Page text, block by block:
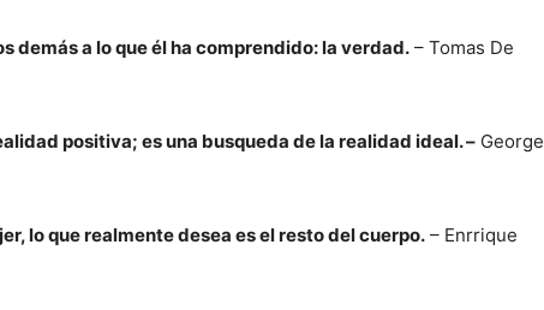
demás a lo que él ha comprendido: la verdad. – Tomas De
positiva; es una busqueda de la realidad ideal. – George
lo que realmente desea es el resto del cuerpo. – Enrrique